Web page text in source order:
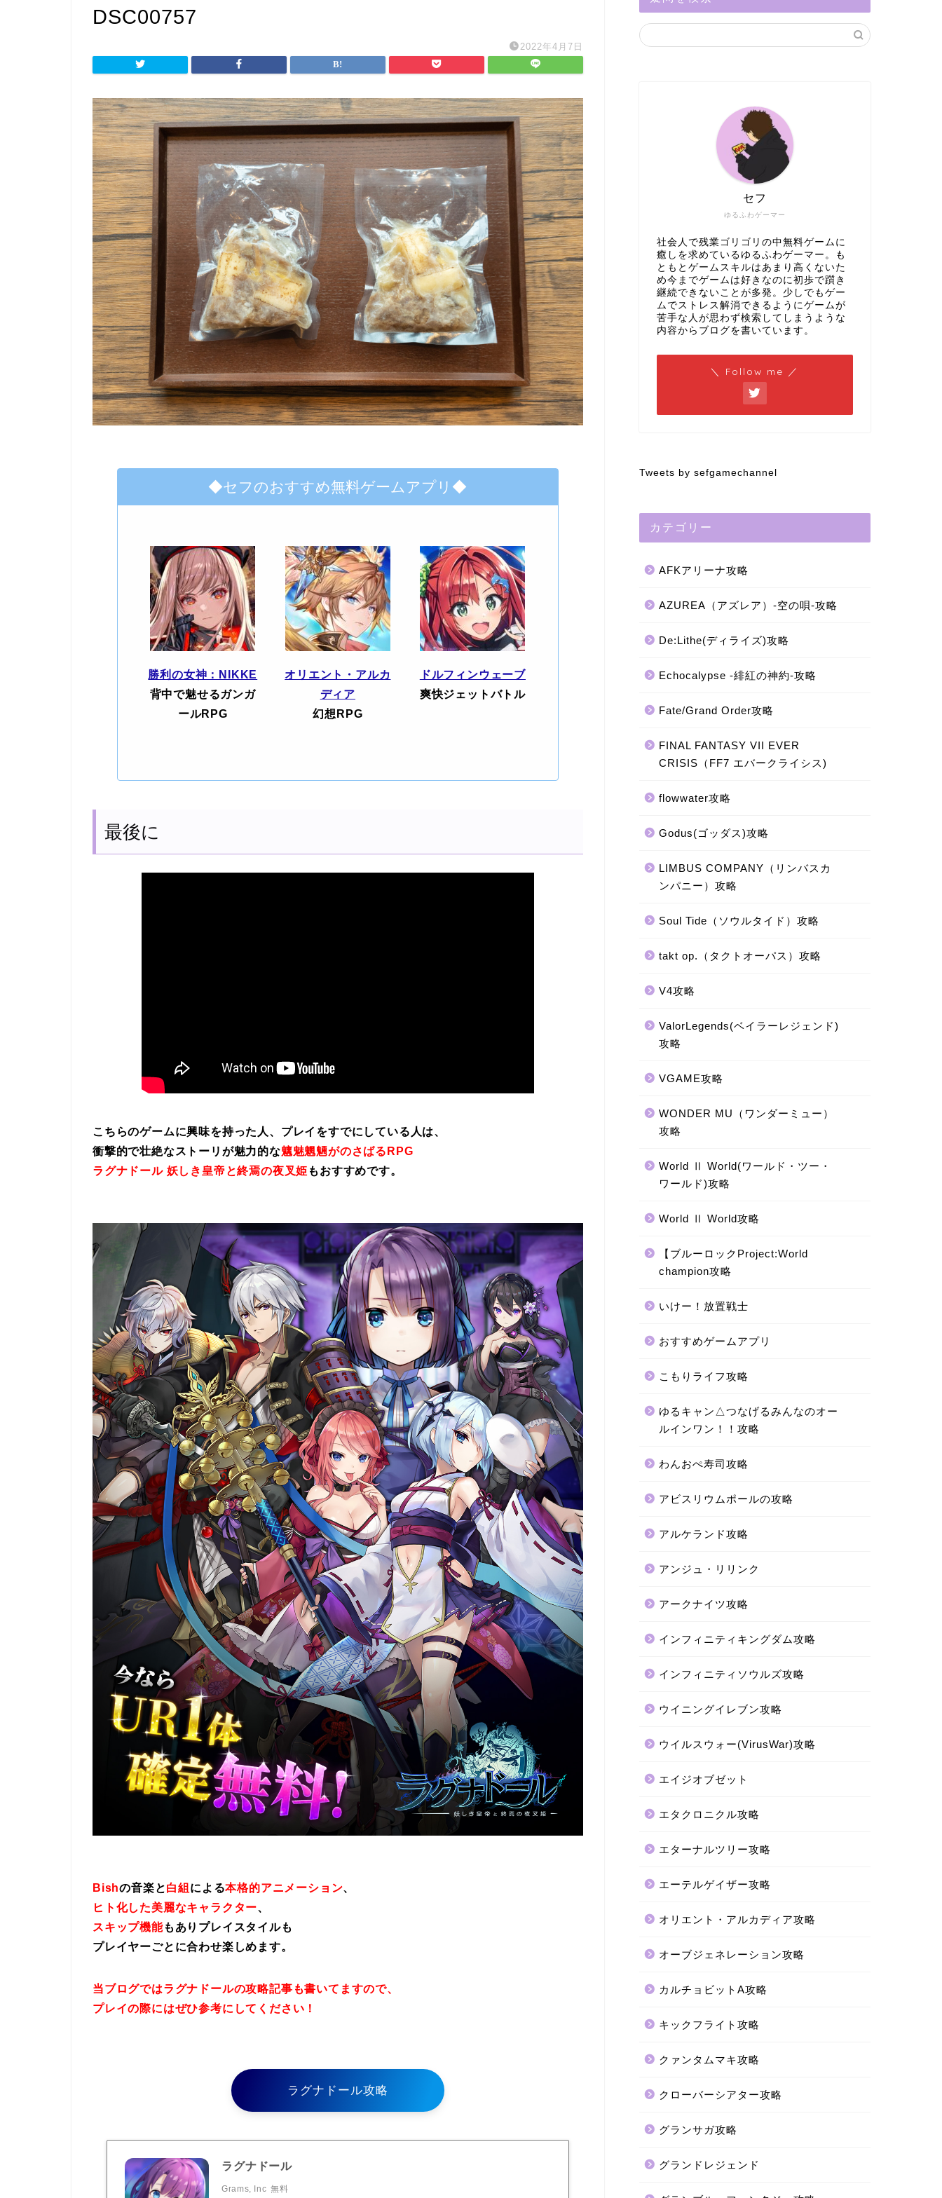
DSC00757
2022年4月7日
◆セフのおすすめ無料ゲームアプリ◆
勝利の女神：NIKKE
背中で魅せるガンガ
ールRPG
オリエント・アルカ
ディア
幻想RPG
ドルフィンウェーブ
爽快ジェットバトル
最後に
こちらのゲームに興味を持った人、プレイをすでにしている人は、
衝撃的で壮絶なストーリが魅力的な魑魅魍魎がのさばるRPG
ラグナドール 妖しき皇帝と終焉の夜叉姫 もおすすめです。
Bishの音楽と白組 による本格的アニメーション、
ヒト化した美麗なキャラクター、
スキップ機能もありプレイスタイルも
プレイヤーごとに合わせ楽しめます。
当ブログではラグナドールの攻略記事も書いてますので、
プレイの際にはぜひ参考にしてください！
ラグナドール攻略
ラグナドール
Grams, Inc 無料
ゆるふわゲーマー
セフ
社会人で残業ゴリゴリの中無料ゲームに
癒しを求めているゆるふわゲーマー。も
ともとゲームスキルはあまり高くないた
め今までゲームは好きなのに初歩で躓き
継続できないことが多発。少しでもゲー
ムでストレス解消できるようにゲームが
苦手な人が思わず検索してしまうような
内容からブログを書いています。
＼ Follow me ／
Tweets by sefgamechannel
カテゴリー
AFKアリーナ攻略
AZUREA（アズレア）-空の唄-攻略
De:Lithe(ディライズ)攻略
Echocalypse -緋紅の神約-攻略
Fate/Grand Order攻略
FINAL FANTASY VII EVER
CRISIS（FF7 エバークライシス)
flowwater攻略
Godus(ゴッダス)攻略
LIMBUS COMPANY（リンバスカ
ンパニー）攻略
Soul Tide（ソウルタイド）攻略
takt op.（タクトオーパス）攻略
V4攻略
ValorLegends(ベイラーレジェンド)
攻略
VGAME攻略
WONDER MU（ワンダーミュー）
攻略
World Ⅱ World(ワールド・ツー・
ワールド)攻略
World Ⅱ World攻略
【ブルーロックProject:World
champion攻略
いけー！放置戦士
おすすめゲームアプリ
こもりライフ攻略
ゆるキャン△つなげるみんなのオー
ルインワン！！攻略
わんおぺ寿司攻略
アビスリウムポールの攻略
アルケランド攻略
アンジュ・リリンク
アークナイツ攻略
インフィニティキングダム攻略
インフィニティソウルズ攻略
ウイニングイレブン攻略
ウイルスウォー(VirusWar)攻略
エイジオブゼット
エタクロニクル攻略
エターナルツリー攻略
エーテルゲイザー攻略
オリエント・アルカディア攻略
オーブジェネレーション攻略
カルチョビットA攻略
キックフライト攻略
クァンタムマキ攻略
クローバーシアター攻略
グランサガ攻略
グランドレジェンド